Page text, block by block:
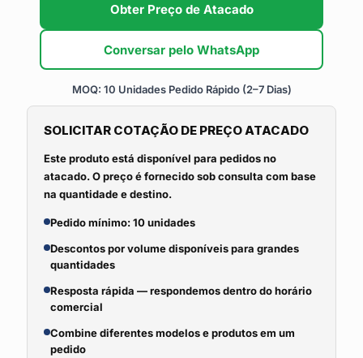
Obter Preço de Atacado
Conversar pelo WhatsApp
MOQ: 10 Unidades Pedido Rápido (2–7 Dias)
SOLICITAR COTAÇÃO DE PREÇO ATACADO
Este produto está disponível para pedidos no
atacado. O preço é fornecido sob consulta com base
na quantidade e destino.
Pedido mínimo: 10 unidades
Descontos por volume disponíveis para grandes
quantidades
Resposta rápida — respondemos dentro do horário
comercial
Combine diferentes modelos e produtos em um
pedido